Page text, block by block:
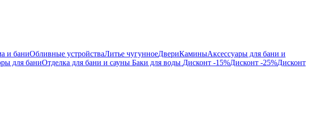
и баниОбливные устройстваЛитье чугунноеДвериКаминыАксессуары для бани и
для баниОтделка для бани и сауны Баки для воды Дисконт -15%Дисконт -25%Дисконт